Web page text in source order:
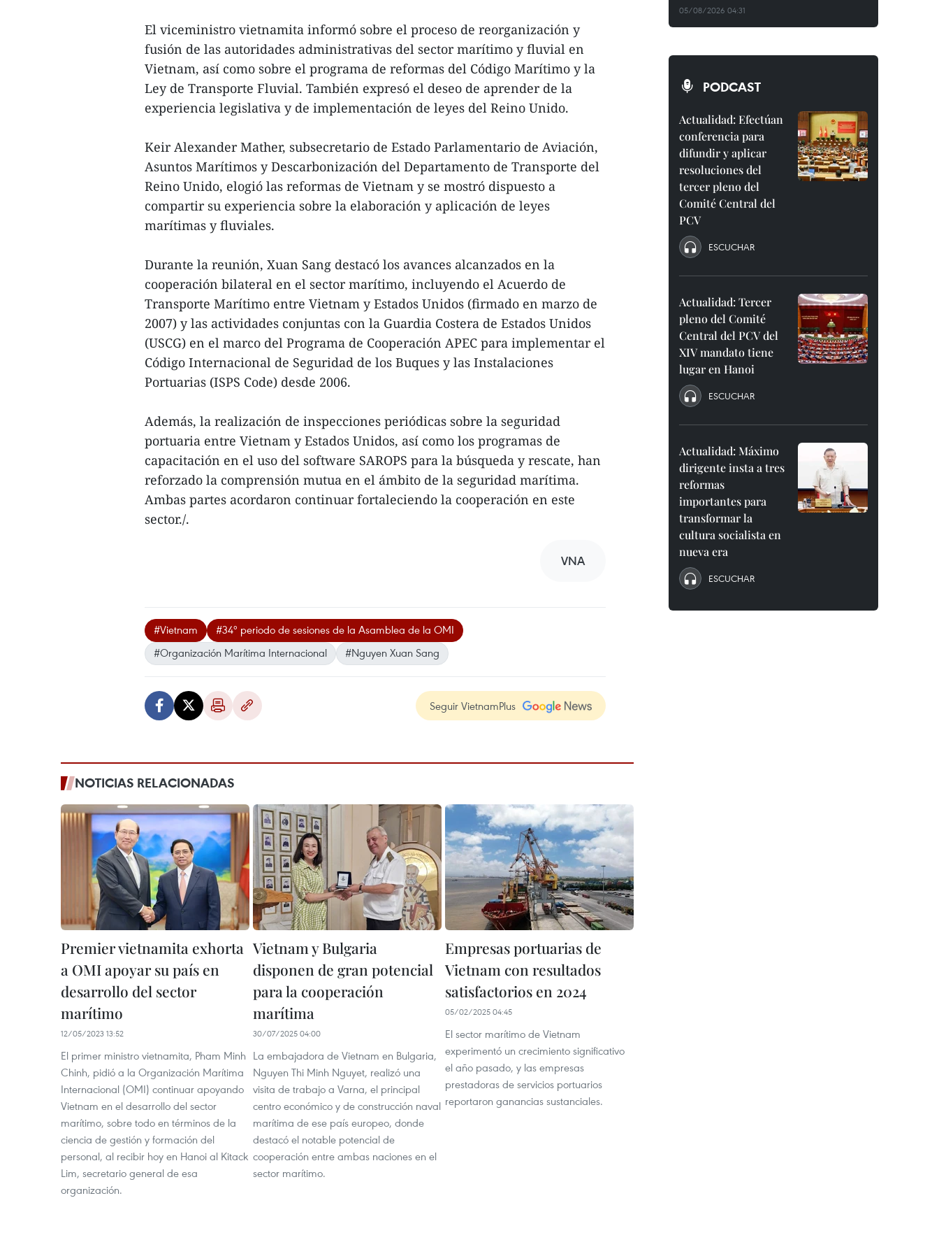
El viceministro vietnamita informó sobre el proceso de reorganización y
fusión de las autoridades administrativas del sector marítimo y fluvial en
Vietnam, así como sobre el programa de reformas del Código Marítimo y la
Ley de Transporte Fluvial. También expresó el deseo de aprender de la
experiencia legislativa y de implementación de leyes del Reino Unido.
Keir Alexander Mather, subsecretario de Estado Parlamentario de Aviación,
Asuntos Marítimos y Descarbonización del Departamento de Transporte del
Reino Unido, elogió las reformas de Vietnam y se mostró dispuesto a
compartir su experiencia sobre la elaboración y aplicación de leyes
marítimas y fluviales.
Durante la reunión, Xuan Sang destacó los avances alcanzados en la
cooperación bilateral en el sector marítimo, incluyendo el Acuerdo de
Transporte Marítimo entre Vietnam y Estados Unidos (firmado en marzo de
2007) y las actividades conjuntas con la Guardia Costera de Estados Unidos
(USCG) en el marco del Programa de Cooperación APEC para implementar el
Código Internacional de Seguridad de los Buques y las Instalaciones
Portuarias (ISPS Code) desde 2006.
Además, la realización de inspecciones periódicas sobre la seguridad
portuaria entre Vietnam y Estados Unidos, así como los programas de
capacitación en el uso del software SAROPS para la búsqueda y rescate, han
reforzado la comprensión mutua en el ámbito de la seguridad marítima.
Ambas partes acordaron continuar fortaleciendo la cooperación en este
sector./.
VNA
#Vietnam
#34º periodo de sesiones de la Asamblea de la OMI
#Organización Marítima Internacional
#Nguyen Xuan Sang
Seguir VietnamPlus
NOTICIAS RELACIONADAS
Premier vietnamita exhorta
a OMI apoyar su país en
desarrollo del sector
marítimo
12/05/2023 13:52
El primer ministro vietnamita, Pham Minh
Chinh, pidió a la Organización Marítima
Internacional (OMI) continuar apoyando
Vietnam en el desarrollo del sector
marítimo, sobre todo en términos de la
ciencia de gestión y formación del
personal, al recibir hoy en Hanoi al Kitack
Lim, secretario general de esa
organización.
Vietnam y Bulgaria
disponen de gran potencial
para la cooperación
marítima
30/07/2025 04:00
La embajadora de Vietnam en Bulgaria,
Nguyen Thi Minh Nguyet, realizó una
visita de trabajo a Varna, el principal
centro económico y de construcción naval
marítima de ese país europeo, donde
destacó el notable potencial de
cooperación entre ambas naciones en el
sector marítimo.
Empresas portuarias de
Vietnam con resultados
satisfactorios en 2024
05/02/2025 04:45
El sector marítimo de Vietnam
experimentó un crecimiento significativo
el año pasado, y las empresas
prestadoras de servicios portuarios
reportaron ganancias sustanciales.
05/08/2026 04:31
PODCAST
Actualidad: Efectúan
conferencia para
difundir y aplicar
resoluciones del
tercer pleno del
Comité Central del
PCV
ESCUCHAR
Actualidad: Tercer
pleno del Comité
Central del PCV del
XIV mandato tiene
lugar en Hanoi
ESCUCHAR
Actualidad: Máximo
dirigente insta a tres
reformas
importantes para
transformar la
cultura socialista en
nueva era
ESCUCHAR